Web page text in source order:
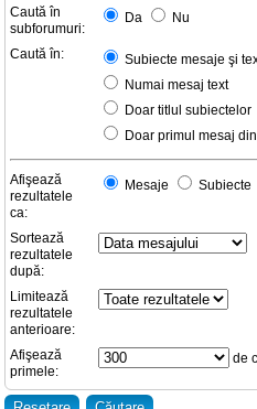
Caută în
subforumuri:
Da Nu
Caută în:
Subiecte mesaje şi
Numai mesaj text
Doar titlul subiectelor
Doar primul mesaj
Afişează
rezultatele
ca:
Mesaje Subiecte
Sortează
rezultatele
după:
Limitează
rezultatele
anterioare:
Afişează
primele:
de